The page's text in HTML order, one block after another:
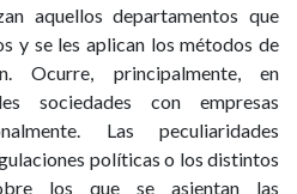
aquellos departamentos que
y se les aplican los métodos de
Ocurre, principalmente, en
sociedades con empresas
Las peculiaridades
políticas o los distintos
los que se asientan las